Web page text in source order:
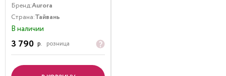
Бренд:Aurora
Страна:Тайвань
В наличии
3 790 р. розница